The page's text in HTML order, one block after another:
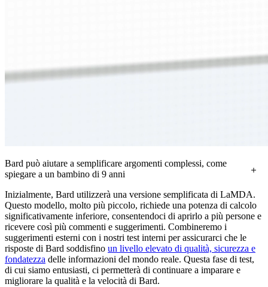
Bard può aiutare a semplificare argomenti complessi, come
spiegare a un bambino di 9 anni
le nuove scoperte fatte grazie al telescopio spaziale James
Webb della NASA
Inizialmente, Bard utilizzerà una versione semplificata di LaMDA.
Questo modello, molto più piccolo, richiede una potenza di calcolo
significativamente inferiore, consentendoci di aprirlo a più persone e
ricevere così più commenti e suggerimenti. Combineremo i
suggerimenti esterni con i nostri test interni per assicurarci che le
risposte di Bard soddisfino un livello elevato di qualità, sicurezza e
fondatezza delle informazioni del mondo reale. Questa fase di test,
di cui siamo entusiasti, ci permetterà di continuare a imparare e
migliorare la qualità e la velocità di Bard.